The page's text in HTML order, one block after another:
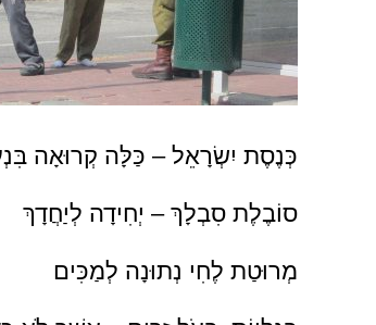
כְּנֶסֶת יִשְׂרָאֵל – כַּלָּה קְרוּאָה
סוֹבֶלֶת סִבְלָךְ – יְחִידָה לְיַחֲדָךְ
מְרוּטַת לֶחִי נְתוּנָה לְמַכִּים